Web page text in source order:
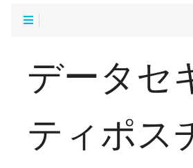
データセ
ティポス